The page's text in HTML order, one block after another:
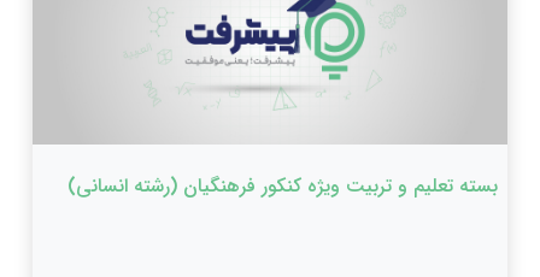
بسته تعلیم و تربیت ویژه کنکور فرهنگیان (رشته‌ انسانی)